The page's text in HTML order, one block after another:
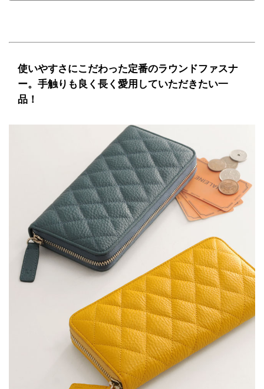
使いやすさにこだわった定番のラウンドファスナ
ー。手触りも良く長く愛用していただきたい一
品！